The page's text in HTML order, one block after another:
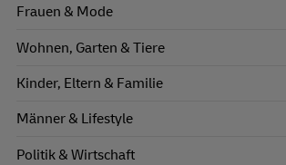
Frauen & Mode
Wohnen, Garten & Tiere
Kinder, Eltern & Familie
Männer & Lifestyle
Politik & Wirtschaft